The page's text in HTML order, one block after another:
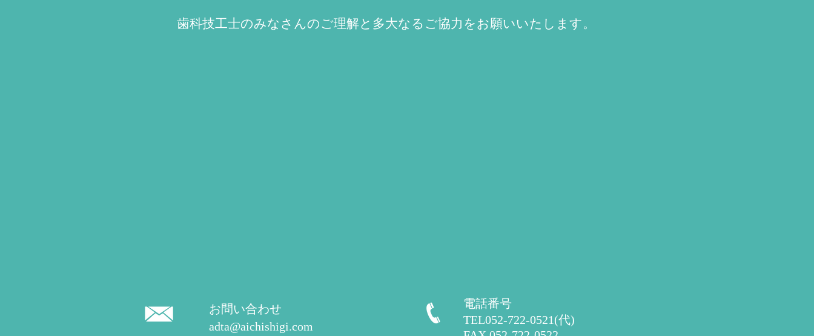
歯科技工士のみなさんのご理解と多大なるご協力をお願いいたします。
お問い合わせ
adta@aichishigi.com
電話番号
TEL052-722-0521(代)